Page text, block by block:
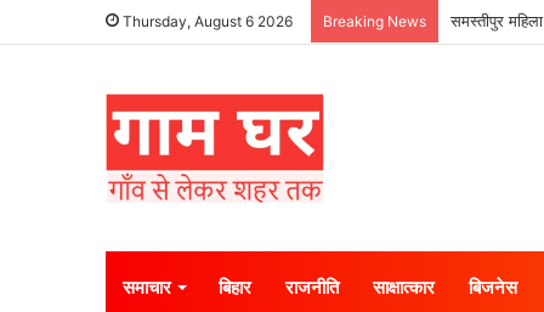
Thursday, August 6 2026 Breaking News समस्तीपुर
समाचार बिहार राजनीति साक्षात्कार बिजनेस